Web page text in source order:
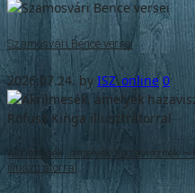
Szamosvári Bence versei
2026.07.24. by ISZ_online 0
Akrilmesék, amelyek hazavisznek –
illusztrátorral